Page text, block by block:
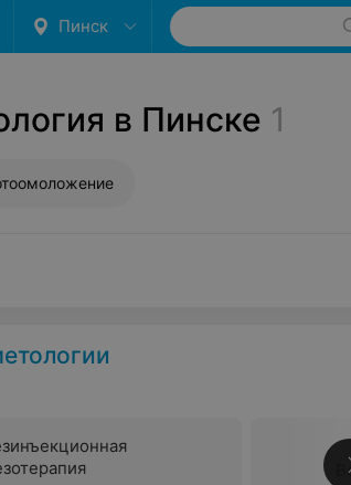
Пинск
в Пинске 1